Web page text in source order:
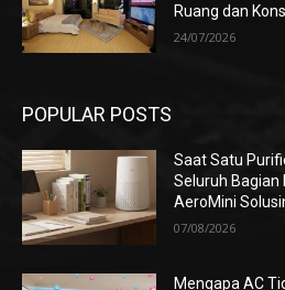
Ruang dan
24/07/2026
POPULAR POSTS
Saat Satu
Seluruh Bagian
AeroMini
07/08/2026
Mengapa AC